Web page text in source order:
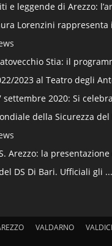
e leggende di Arezzo:
Lorenzini rappresenta
Stia: il
2023 al Teatro degli
settembre 2020: Si
della Sicurezza del
Arezzo: la
DS Di Bari. Ufficiali gli ...
VALDARNO